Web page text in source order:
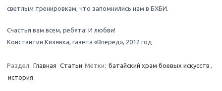
светлым тренировкам, что запомнились нам в БХБИ.
Счастья вам всем, ребята! И любви!
Константин Кизявка, газета «Вперед», 2012 год
Раздел: Главная Статьи Метки: батайский храм боевых искусств ,
история